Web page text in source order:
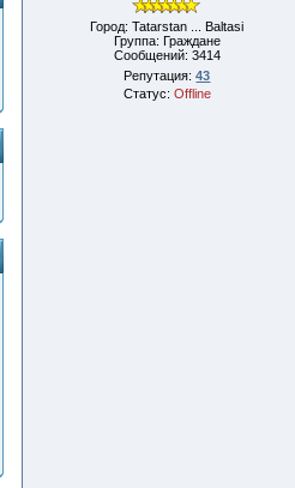
Город: Tatarstan ... Baltasi
Группа: Граждане
Сообщений: 3414
Репутация:43
Статус: Offline